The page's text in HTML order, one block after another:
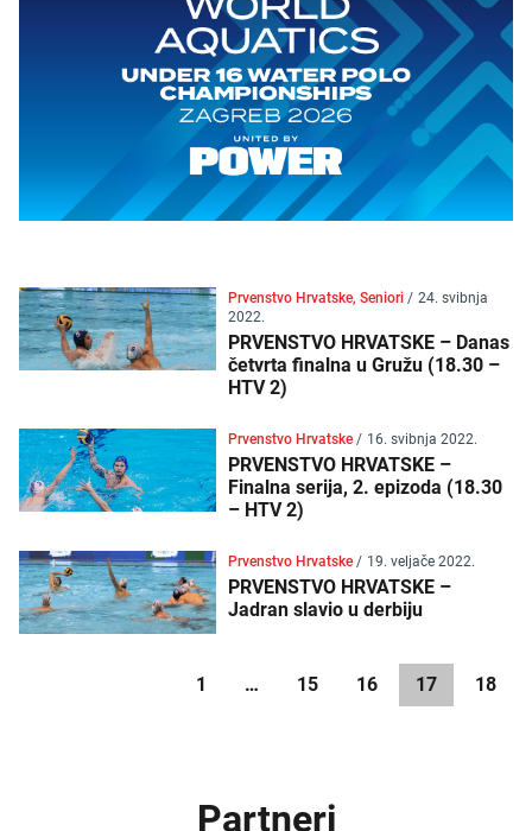
Prvenstvo Hrvatske, Seniori / 24. svibnja
2022.
PRVENSTVO HRVATSKE – Danas
četvrta finalna u Gružu (18.30 –
HTV 2)
Prvenstvo Hrvatske / 16. svibnja 2022.
PRVENSTVO HRVATSKE –
Finalna serija, 2. epizoda (18.30
– HTV 2)
Prvenstvo Hrvatske / 19. veljače 2022.
PRVENSTVO HRVATSKE –
Jadran slavio u derbiju
1 … 15 16 17 18
Partneri